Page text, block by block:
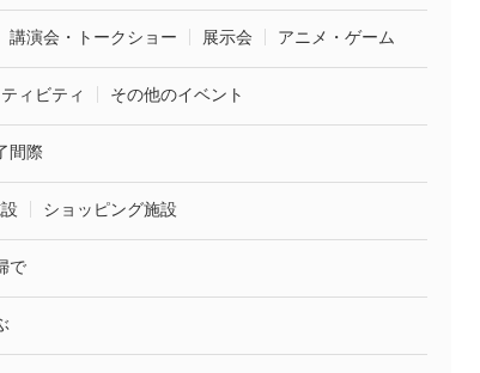
講演会・トークショー 展示会 アニメ・ゲーム
ィビティ その他のイベント
間際
ショッピング施設
で